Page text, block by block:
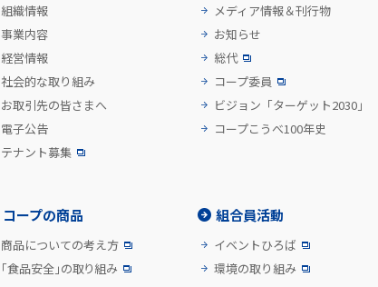
組織情報
事業内容
経営情報
社会的な取り組み
お取引先の皆さまへ
電子公告
テナント募集
メディア情報＆刊行物
お知らせ
総代
コープ委員
ビジョン「ターゲット2030」
コープこうべ100年史
コープの商品
商品についての考え方
「食品安全」の取り組み
組合員活動
イベントひろば
環境の取り組み